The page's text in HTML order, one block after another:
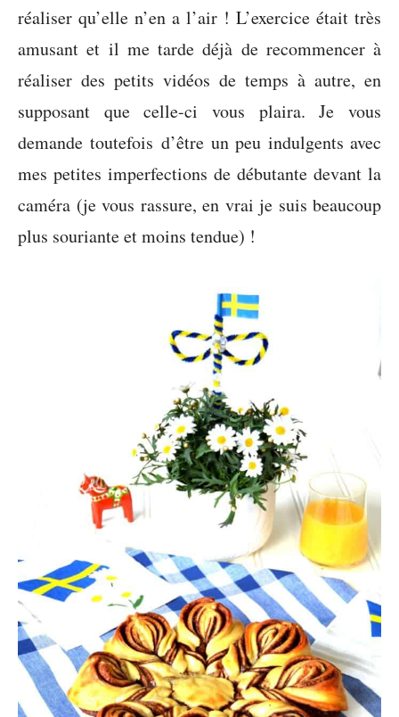
réaliser qu’elle n’en a l’air ! L’exercice était très
amusant et il me tarde déjà de recommencer à
réaliser des petits vidéos de temps à autre, en
supposant que celle-ci vous plaira. Je vous
demande toutefois d’être un peu indulgents avec
mes petites imperfections de débutante devant la
caméra (je vous rassure, en vrai je suis beaucoup
plus souriante et moins tendue) !